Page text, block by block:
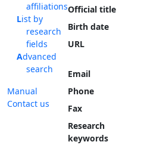
affiliations
List by
research
fields
Advanced
search
Manual
Contact us
Official title
Birth date
URL
Email
Phone
Fax
Research
keywords